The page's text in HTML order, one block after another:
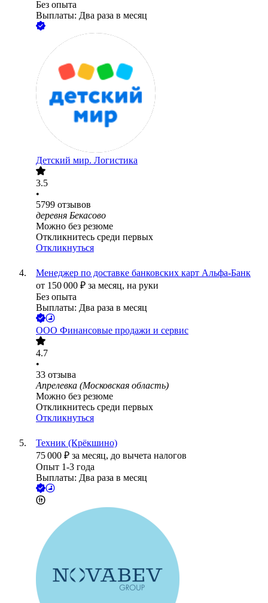
Без опыта
Выплаты: Два раза в месяц
Детский мир. Логистика
3.5
•
5799 отзывов
деревня Бекасово
Можно без резюме
Откликнитесь среди первых
Откликнуться
Менеджер по доставке банковских карт Альфа-Банк
от 150 000 ₽ за месяц, на руки
Без опыта
Выплаты: Два раза в месяц
ООО Финансовые продажи и сервис
4.7
•
33 отзыва
Апрелевка (Московская область)
Можно без резюме
Откликнитесь среди первых
Откликнуться
Техник (Крёкшино)
75 000 ₽ за месяц, до вычета налогов
Опыт 1-3 года
Выплаты: Два раза в месяц